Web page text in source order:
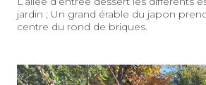
jardin ; Un grand érable du japon
centre du rond de briques.